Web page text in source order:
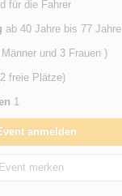
für die Fahrer
ab 40 Jahre bis 77 Jahre
und 3 Frauen )
freie Plätze)
1
anmelden
Event merken